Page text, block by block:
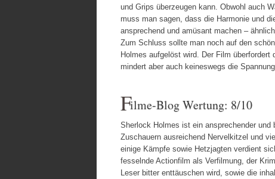
und Grips überzeugen kann. Obwohl auch
muss man sagen, dass die Harmonie und
ansprechend und amüsant machen –
Zum Schluss sollte man noch auf den
Holmes aufgelöst wird. Der Film
mindert aber auch keineswegs die
Filme-Blog Wertung: 8/10
Sherlock Holmes ist ein ansprechender
Zuschauern ausreichend Nervelkitzel und
einige Kämpfe sowie Hetzjagten verdient
fesselnde Actionfilm als Verfilmung, der
Leser bitter enttäuschen wird, sowie die